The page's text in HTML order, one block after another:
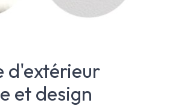
d'extérieur
et design